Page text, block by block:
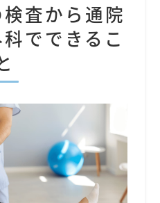
査から通院
でできるこ